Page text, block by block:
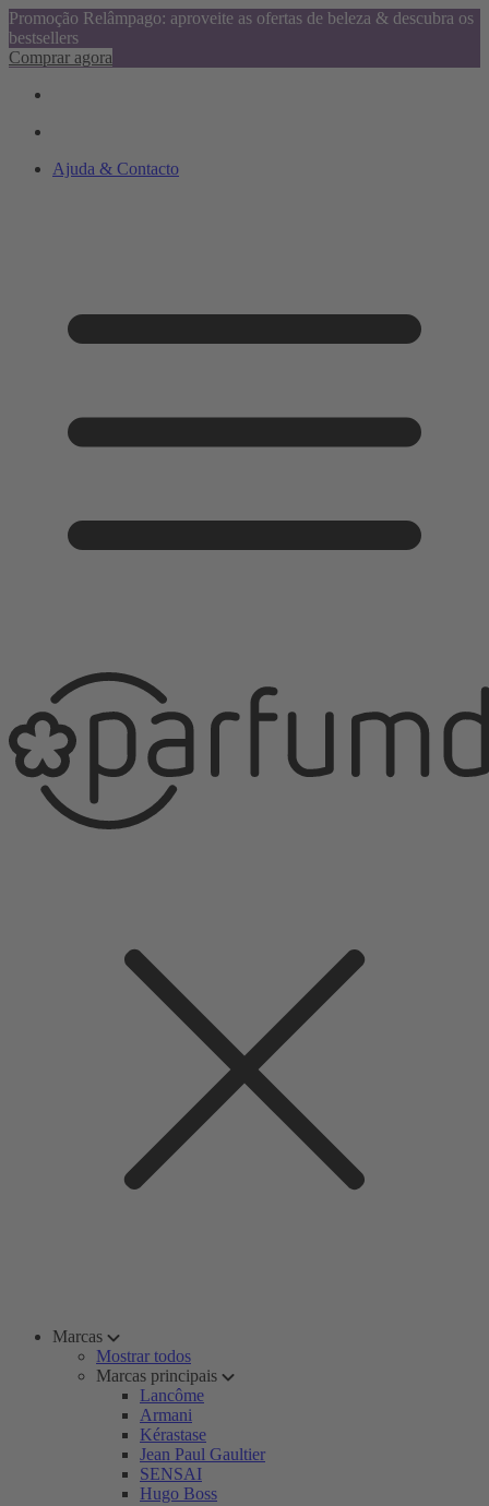
Promoção Relâmpago: aproveite as ofertas de beleza & descubra os
bestsellers
Comprar agora
Ajuda & Contacto
Marcas
Mostrar todos
Marcas principais
Lancôme
Armani
Kérastase
Jean Paul Gaultier
SENSAI
Hugo Boss